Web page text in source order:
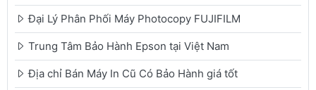
Đại Lý Phân Phối Máy Photocopy FUJIFILM
Trung Tâm Bảo Hành Epson tại Việt Nam
Địa chỉ Bán Máy In Cũ Có Bảo Hành giá tốt